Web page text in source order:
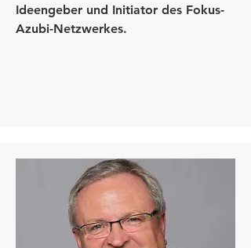
Ideengeber und Initiator des Fokus-
Azubi-Netzwerkes.